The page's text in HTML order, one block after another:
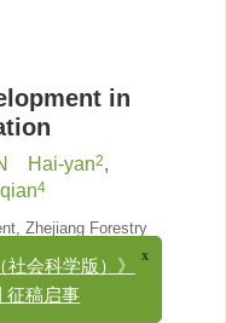
in
Hai-yan2,
4
Zhejiang Forestry
， 311300,
x
社会科学版）》
征稿启事